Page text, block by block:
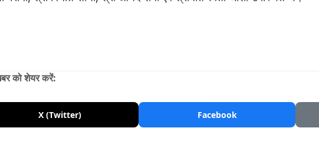
को शेयर करें:
X (Twitter) Facebook